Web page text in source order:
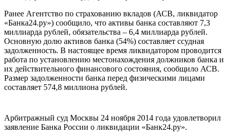
Ранее Агентство по страхованию вкладов (АСВ, ликвидатор
«Банка24.ру») сообщило, что активы банка составляют 7,3
миллиарда рублей, обязательства – 6,4 миллиарда рублей.
Основную долю активов банка (54%) составляет ссудная
задолженность. В настоящее время ликвидатором проводится
работа по установлению местонахождения должников банка и
их действительного финансового состояния, сообщило АСВ.
Размер задолженности банка перед физическими лицами
составляет 574,8 миллиона рублей.
Арбитражный суд Москвы 24 ноября 2014 года удовлетворил
заявление Банка России о ликвидации «Банк24.ру».